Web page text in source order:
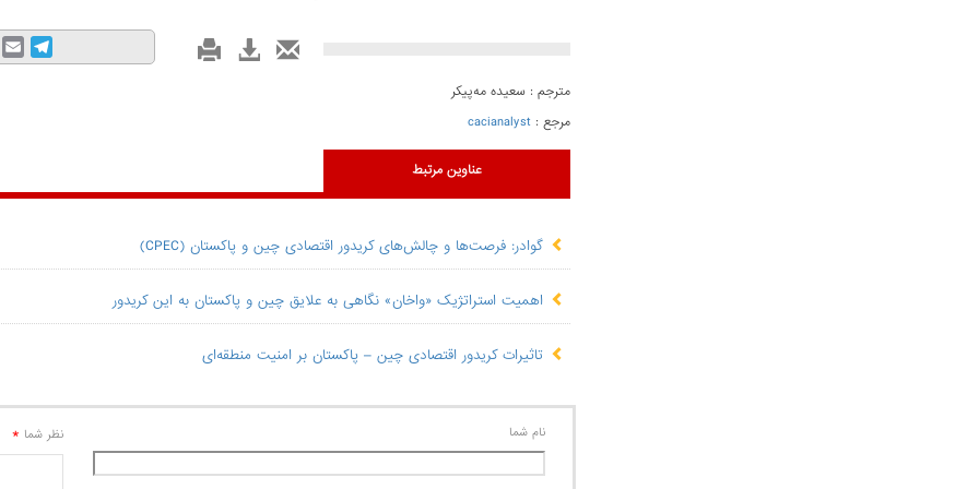
مترجم : سعیده مه‌پیکر
مرجع :cacianalyst
عناوین مرتبط
گوادر: فرصت‌ها و چالش‌های کریدور اقتصادی چین و پاکستان (CPEC)
اهمیت استراتژیک «واخان» نگاهی به علایق چین و پاکستان به این کریدور
تاثیرات کریدور اقتصادی چین – پاکستان بر امنیت منطقه‌ای
نام شما نظر شما *